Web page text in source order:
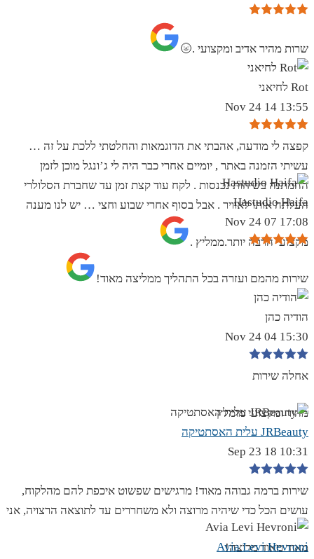
שרות מהיר אדיב ומקצועי .🌝
Rot לחיאני
13:55 14 Nov 24
קפצה לי מודעה, אהבתי את הדוגמאות והחלטתי ללכת על זה …
עשיתי הזמנה באתר , יומיים אחרי כבר היה לי ג’ונגל מוכן לזמן
ההמתנה בשיחות נכנסות . לקח עוד קצת זמן עד שחברת הסלולרי
העלתה אותו לאוויר . אבל בסוף אחרי שבוע וחצי … יש לנו מענה
מקצועי הרבה יותר.ממליץ .
Hastudio Haifa
17:08 07 Nov 24
שירות מהמם ועזרה בכל התהליך ממליצה מאוד!
הודיה כהן
15:30 04 Nov 24
אחלה שירות
מהיר ומקצועי מומלץ
JRBeauty עלית האסתטיקה
10:31 18 Sep 23
שירות ברמה גבוהה מאוד! מרגישים שפשוט איכפת להם מהלקוח,
עושים הכל כדי שיהיה מרוצה ולא משחררים עד לתוצאה הרצויה, אני
מאוד מאוד מרוצה!
Avia Levi Hevroni